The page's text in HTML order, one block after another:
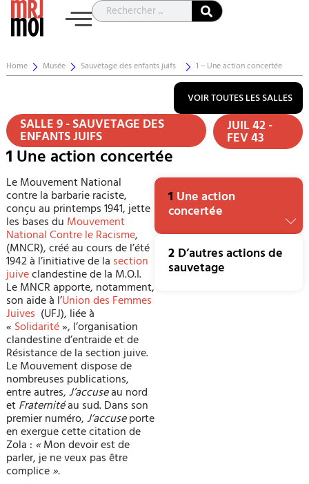
Home Musée Sauvetage des enfants juifs 1 – Une action concertée
VOIR TOUTES LES SALLES
SALLE 9 - SAUVETAGE DES
ENFANTS JUIFS JUIL 42 -
FEV 43
1Une action concertée
Le Mouvement National
contre la barbarie raciste,
conçu au printemps 1941, jette
les bases du Mouvement
National Contre le Racisme,
(MNCR), créé au cours de l’été
1942 à l’initiative de la section
juiveclandestine de la M.O.I.
Le MNCR apporte, notamment,
son aide à l’Union des Femmes
Juives (UFJ), liée à
« Solidarité», l’organisation
clandestine d’entraide et de
Résistance de la section juive.
Le Mouvement dispose de
nombreuses publications,
entre autres,J’accuseau nord
etFraternitéau sud. Dans son
premier numéro,J’accuseporte
en exergue cette citation de
Zola : «Mon devoir est de
parler, je ne veux pas être
complice».
1 Une action
concertée
2D’autres actions de
sauvetage